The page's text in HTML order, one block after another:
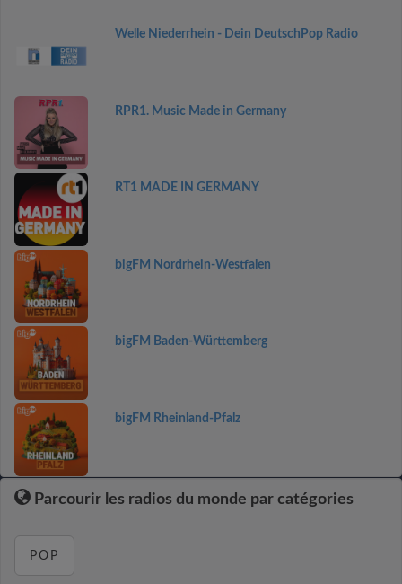
Welle Niederrhein - Dein DeutschPop Radio
RPR1. Music Made in Germany
RT1 MADE IN GERMANY
bigFM Nordrhein-Westfalen
bigFM Baden-Württemberg
bigFM Rheinland-Pfalz
Parcourir les radios du monde par catégories
POP